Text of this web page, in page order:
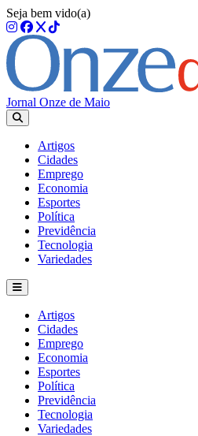
Seja bem vido(a)
Jornal Onze de Maio
Artigos
Cidades
Emprego
Economia
Esportes
Política
Previdência
Tecnologia
Variedades
Artigos
Cidades
Emprego
Economia
Esportes
Política
Previdência
Tecnologia
Variedades